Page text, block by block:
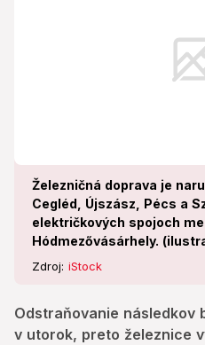
Železničná doprava je
Cegléd, Újszász, Pécs a
električkových spojoch
Hódmezővásárhely.
Zdroj: iStock
Odstraňovanie následkov
v utorok, preto železnice